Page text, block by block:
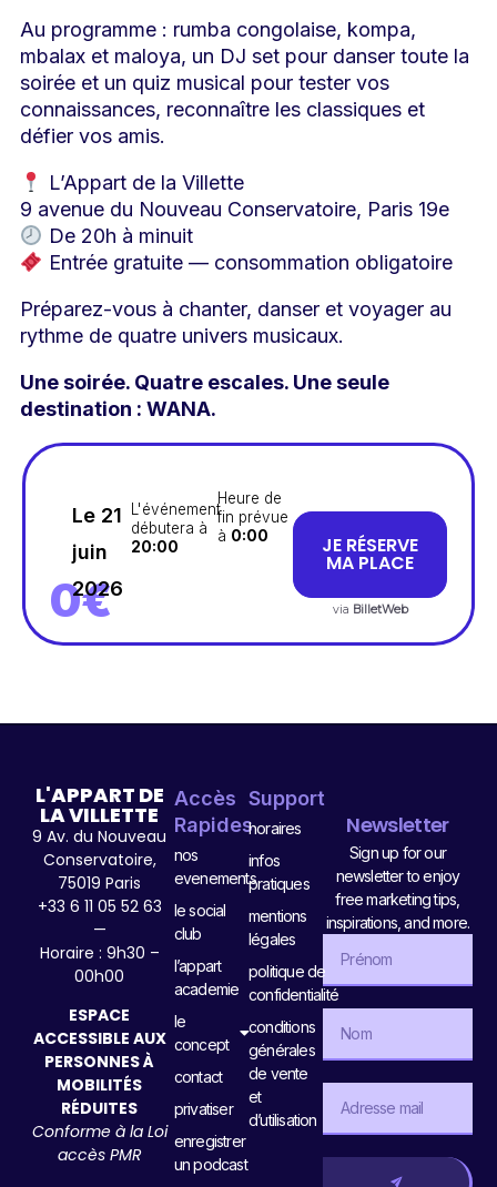
Au programme : rumba congolaise, kompa,
mbalax et maloya, un DJ set pour danser toute la
soirée et un quiz musical pour tester vos
connaissances, reconnaître les classiques et
défier vos amis.
L’Appart de la Villette
9 avenue du Nouveau Conservatoire, Paris 19e
De 20h à minuit
Entrée gratuite — consommation obligatoire
Préparez-vous à chanter, danser et voyager au
rythme de quatre univers musicaux.
Une soirée. Quatre escales. Une seule
destination : WANA.
0€
Le 21
juin
2026
L'événement
débutera à
20:00
Heure de
fin prévue
à 0:00 JE RÉSERVE
MA PLACE
via BilletWeb
L'APPART DE
LA VILLETTE
9 Av. du Nouveau
Conservatoire,
75019 Paris
+33 6 11 05 52 63
—
Horaire : 9h30 –
00h00
ESPACE
ACCESSIBLE AUX
PERSONNES À
MOBILITÉS
RÉDUITES
Conforme à la Loi
accès PMR
Accès
Rapides
nos
evenements
le social
club
l’appart
academie
le
concept
contact
privatiser
enregistrer
un podcast
Support
horaires
infos
pratiques
mentions
légales
politique de
confidentialité
conditions
générales
de vente
et
d’utilisation
Newsletter
Sign up for our
newsletter to enjoy
free marketing tips,
inspirations, and more.